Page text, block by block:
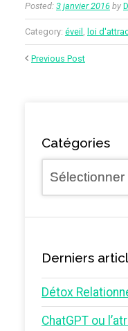
Posted: 3 janvier 2016 by
Category: éveil , loi
Previous Post
Catégories
Derniers
Détox
ChatGPT ou